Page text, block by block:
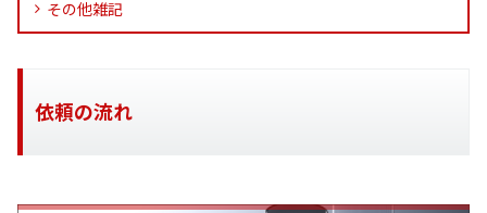
その他雑記
依頼の流れ